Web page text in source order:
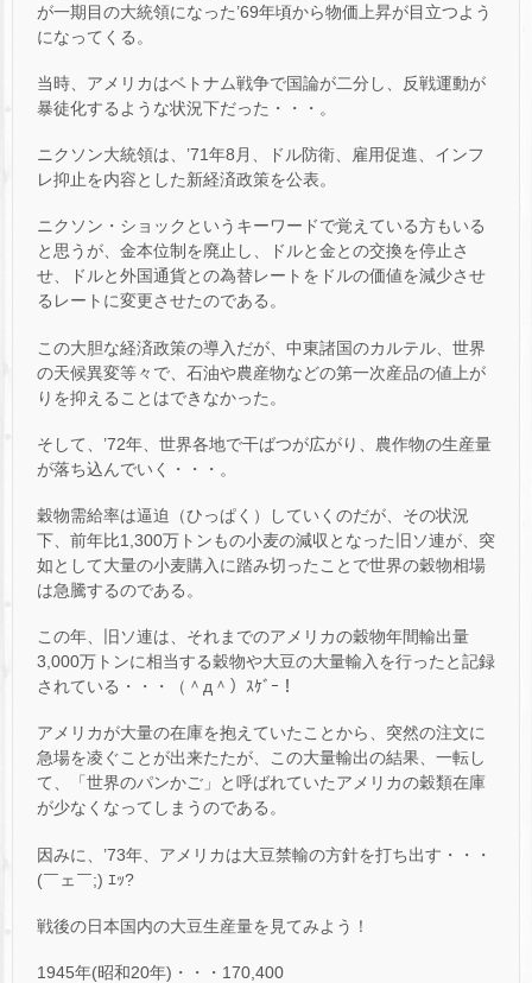
が一期目の大統領になった’69年頃から物価上昇が目立つよう
になってくる。
当時、アメリカはベトナム戦争で国論が二分し、反戦運動が
暴徒化するような状況下だった・・・。
ニクソン大統領は、’71年8月、ドル防衛、雇用促進、インフ
レ抑止を内容とした新経済政策を公表。
ニクソン・ショックというキーワードで覚えている方もいる
と思うが、金本位制を廃止し、ドルと金との交換を停止さ
せ、ドルと外国通貨との為替レートをドルの価値を減少させ
るレートに変更させたのである。
この大胆な経済政策の導入だが、中東諸国のカルテル、世界
の天候異変等々で、石油や農産物などの第一次産品の値上が
りを抑えることはできなかった。
そして、’72年、世界各地で干ばつが広がり、農作物の生産量
が落ち込んでいく・・・。
穀物需給率は逼迫（ひっぱく）していくのだが、その状況
下、前年比1,300万トンもの小麦の減収となった旧ソ連が、突
如として大量の小麦購入に踏み切ったことで世界の穀物相場
は急騰するのである。
この年、旧ソ連は、それまでのアメリカの穀物年間輸出量
3,000万トンに相当する穀物や大豆の大量輸入を行ったと記録
されている・・・（＾д＾）ｽｹﾞｰ！
アメリカが大量の在庫を抱えていたことから、突然の注文に
急場を凌ぐことが出来たたが、この大量輸出の結果、一転し
て、「世界のパンかご」と呼ばれていたアメリカの穀類在庫
が少なくなってしまうのである。
因みに、’73年、アメリカは大豆禁輸の方針を打ち出す・・・
(￣ェ￣;) ｴｯ?
戦後の日本国内の大豆生産量を見てみよう！
1945年(昭和20年)・・・170,400